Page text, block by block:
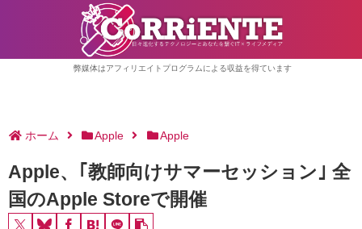
弊媒体はアフィリエイトプログラムによる収益を得ています
ホーム Apple Apple
Apple、｢教⁠師⁠向⁠け⁠サ⁠マ⁠ー⁠セ⁠ッ⁠シ⁠ョ⁠ン｣ 全
国のApple Storeで開催